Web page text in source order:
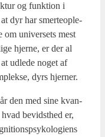
og funk­tion i
dyr har smer­te­o­p­le­
om uni­ver­sets mest
hjer­ne, er der al
udle­de noget af
dyrs hjer­ner.
den med sine kvan­
bevidst­hed er,